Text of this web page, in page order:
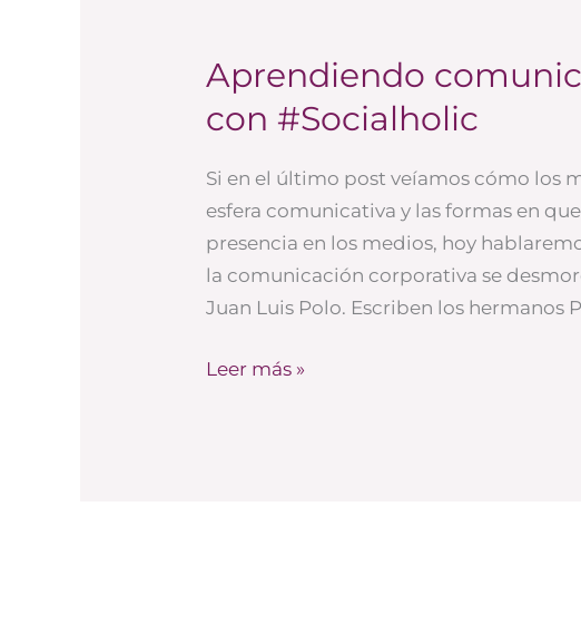
Aprendiendo
con #Socialholic
Si en el último post veíamos cómo los
esfera comunicativa y las formas en
presencia en los medios, hoy
la comunicación corporativa se
Juan Luis Polo. Escriben los hermanos
Aprendiendo
comunicación
corporativa
Leer más »